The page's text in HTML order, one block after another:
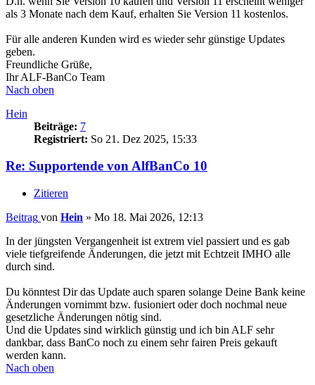
als 3 Monate nach dem Kauf, erhalten Sie Version 11 kostenlos.
Für alle anderen Kunden wird es wieder sehr günstige Updates
geben.
Freundliche Grüße,
Ihr ALF-BanCo Team
Nach oben
Hein
Beiträge: 7
Registriert: So 21. Dez 2025, 15:33
Re: Supportende von AlfBanCo 10
Zitieren
Beitrag von Hein » Mo 18. Mai 2026, 12:13
In der jüngsten Vergangenheit ist extrem viel passiert und es gab
viele tiefgreifende Änderungen, die jetzt mit Echtzeit IMHO alle
durch sind.
Du könntest Dir das Update auch sparen solange Deine Bank keine
Änderungen vornimmt bzw. fusioniert oder doch nochmal neue
gesetzliche Änderungen nötig sind.
Und die Updates sind wirklich günstig und ich bin ALF sehr
dankbar, dass BanCo noch zu einem sehr fairen Preis gekauft
werden kann.
Nach oben